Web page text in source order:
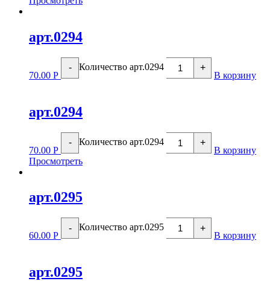
арт.0294
70.00 Р
- Количество арт.0294 +
В корзину
арт.0294
70.00 Р
- Количество арт.0294 +
В корзину
Просмотреть
арт.0295
60.00 Р
- Количество арт.0295 +
В корзину
арт.0295